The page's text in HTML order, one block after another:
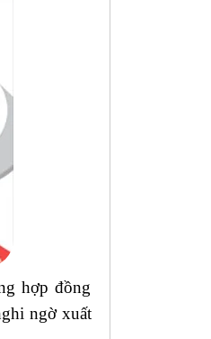
hợp đồng
ngờ xuất